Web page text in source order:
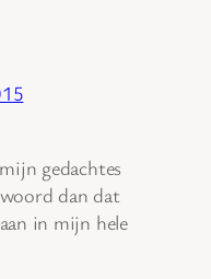
gedachtes
dan dat
in mijn hele